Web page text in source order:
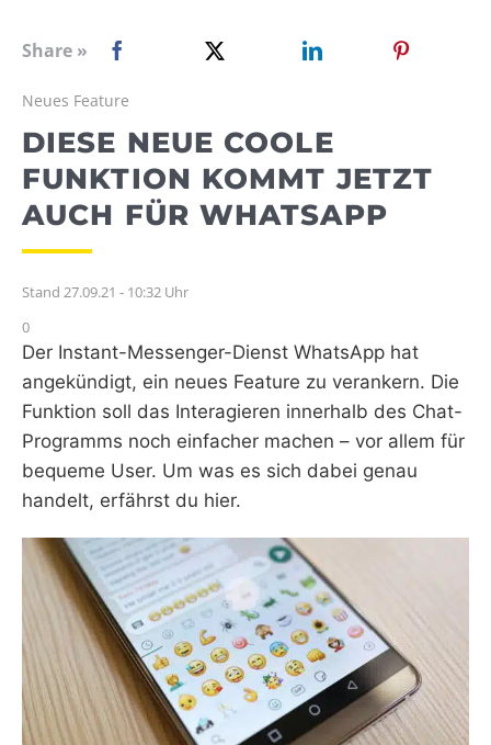
Share »
Neues Feature
DIESE NEUE COOLE
FUNKTION KOMMT JETZT
AUCH FÜR WHATSAPP
Stand 27.09.21 - 10:32 Uhr
0
Der Instant-Messenger-Dienst WhatsApp hat
angekündigt, ein neues Feature zu verankern. Die
Funktion soll das Interagieren innerhalb des Chat-
Programms noch einfacher machen – vor allem für
bequeme User. Um was es sich dabei genau
handelt, erfährst du hier.